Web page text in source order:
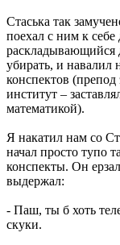
Стаська так
поехал с ним к
раскладывающийся
убирать, и
конспектов (препод
институт –
математикой).
Я накатил нам со
начал просто тупо
конспекты. Он
выдержал:
- Паш, ты б хоть
скуки.